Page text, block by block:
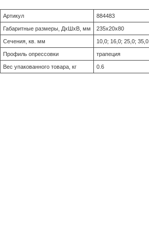
Артикул 884483
Габаритные размеры, ДхШхВ, мм 235х20х80
Сечения, кв. мм 10,0; 16,0; 25,0; 35,0.
Профиль опрессовки трапеция
Вес упакованного товара, кг 0.6